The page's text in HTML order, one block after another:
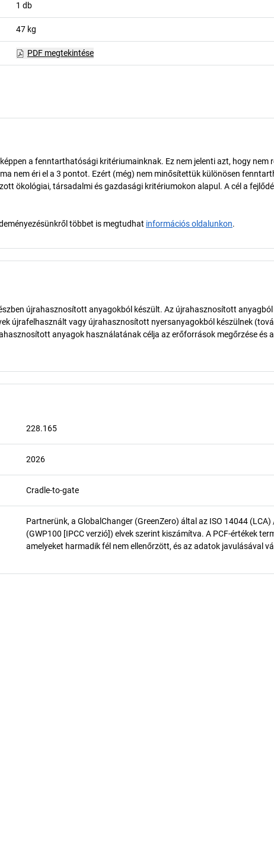
1 db
47 kg
PDF megtekintése
a fenntarthatósági kritériumainknak. Ez nem jelenti azt, hogy
nem éri el a 3 pontot. Ezért (még) nem minősítettük különösen
ökológiai, társadalmi és gazdasági kritériumokon alapul. A cél a
többet is megtudhat információs oldalunkon.
újrahasznosított anyagokból készült. Az újrahasznosított
újrafelhasznált vagy újrahasznosított nyersanyagokból készülnek
anyagok használatának célja az erőforrások megőrzése és
228.165
2026
Cradle-to-gate
Partnerünk, a GlobalChanger (GreenZero) által az ISO 14044 (LCA)
(GWP100 [IPCC verzió]) elvek szerint kiszámítva. A PCF-értékek
amelyeket harmadik fél nem ellenőrzött, és az adatok javulásával